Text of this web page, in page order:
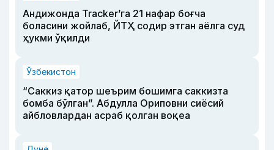
Андижонда Tracker’га 21 нафар боғча
боласини жойлаб, ЙТҲ содир этган аёлга суд
ҳукми ўқилди
Ўзбекистон
“Саккиз қатор шеърим бошимга саккизта
бомба бўлган”. Абдулла Ориповни сиёсий
айбловлардан асраб қолган воқеа